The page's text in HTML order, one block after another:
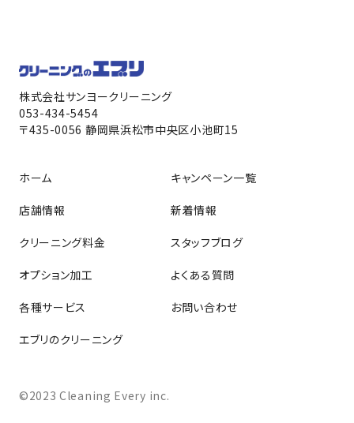
株式会社サンヨークリーニング
053-434-5454
〒435-0056 静岡県浜松市中央区小池町15
ホーム
店舗情報
クリーニング料金
オプション加工
各種サービス
エブリのクリーニング
キャンペーン一覧
新着情報
スタッフブログ
よくある質問
お問い合わせ
©2023 Cleaning Every inc.